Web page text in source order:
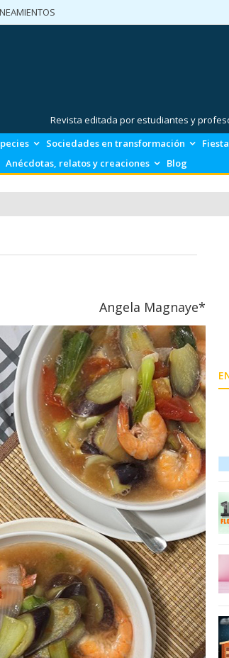
Revista editada por estudiantes y
Sociedades en transformación
Anécdotas, relatos y creaciones Blog
Angela Magnaye*